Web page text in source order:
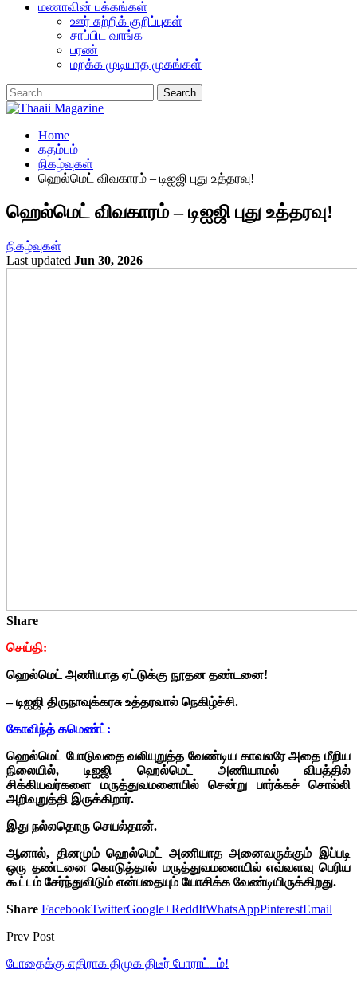
மணாவின் பக்கங்கள்
ஊர் சுற்றிக் குறிப்புகள்
சாப்பிட வாங்க
பரண்
மறக்க முடியாத முகங்கள்
Home
கதம்பம்
நிகழ்வுகள்
ஹெல்மெட் விவகாரம் – டிஐஜி புது உத்தரவு!
ஹெல்மெட் விவகாரம் – டிஐஜி புது உத்தரவு!
நிகழ்வுகள்
Last updated Jun 30, 2026
Share
செய்தி:
ஹெல்மெட் அணியாத ஏட்டுக்கு நூதன தண்டனை!
– டிஐஜி திருநாவுக்கரசு உத்தரவால் நெகிழ்ச்சி.
கோவிந்த் கமெண்ட்:
ஹெல்மெட் போடுவதை வலியுறுத்த வேண்டிய காவலரே அதை மீறிய
நிலையில், டிஐஜி ஹெல்மெட் அணியாமல் விபத்தில்
சிக்கியவர்களை மருத்துவமனையில் சென்று பார்க்கச் சொல்லி
அறிவுறுத்தி இருக்கிறார்.
இது நல்லதொரு செயல்தான்.
ஆனால், தினமும் ஹெல்மெட் அணியாத அனைவருக்கும் இப்படி
ஒரு தண்டனை கொடுத்தால் மருத்துவமனையில் எவ்வளவு பெரிய
கூட்டம் சேர்ந்துவிடும் என்பதையும் யோசிக்க வேண்டியிருக்கிறது.
Share FacebookTwitterGoogle+ReddItWhatsAppPinterestEmail
Prev Post
போதைக்கு எதிராக திமுக திடீர் போராட்டம்!